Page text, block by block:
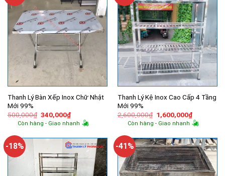
Thanh Lý Bàn Xếp Inox Chữ Nhật
Mới 99%
500,000₫ Giá
gốc
là:
340,000₫Giá
hiện
tại
340,000₫.
Còn hàng - Giao nhanh
Thanh Lý Kệ Inox Cao Cấp 4 Tầng
Mới 99%
2,600,000₫ Giá
gốc
là:
1,600,000₫Giá
hiện
tại
Còn hàng - Giao nhanh
-18% -41%